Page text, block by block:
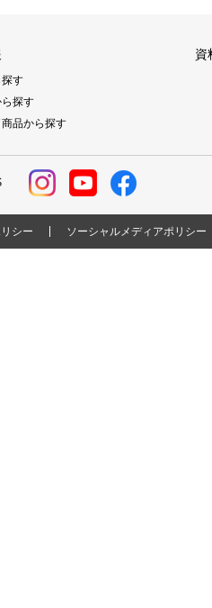
す
探す
品から探す
資
シー ソーシャルメディアポリシー